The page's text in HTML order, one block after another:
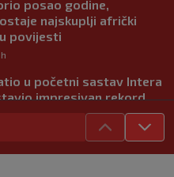
posao godine,
najskuplji afrički
povijesti
u početni sastav Intera
impresivan rekord
pojačanje ubrzo
će igrati u Lekinoj